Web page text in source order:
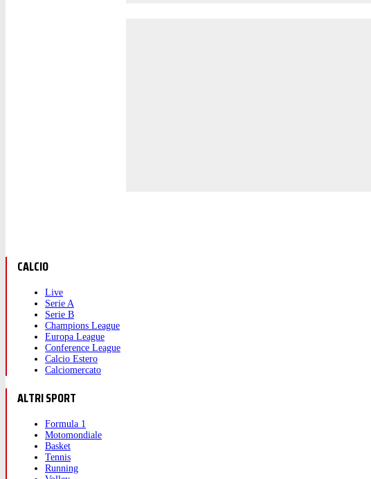
CALCIO
Live
Serie A
Serie B
Champions League
Europa League
Conference League
Calcio Estero
Calciomercato
ALTRI SPORT
Formula 1
Motomondiale
Basket
Tennis
Running